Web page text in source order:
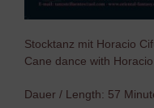
Stocktanz mit Horacio
Cane dance with
Dauer / Length: 57